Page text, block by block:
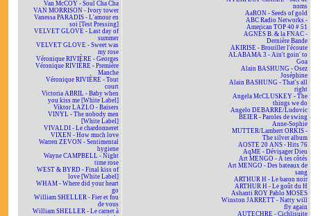
Van McCOY - Soul Cha Cha
VAN MORRISON - Ivory tower
Vanessa PARADIS - L'amour en
soi [Test Pressing]
VELVET GLOVE - Last day of
summer
VELVET GLOVE - Sweet was
my rose
Véronique RIVIÈRE - Georges
Véronique RIVIÈRE - Première
Manche
Véronique RIVIÈRE - Tout
court
Victoria ABRIL - Baby when
you kiss me [White Label]
Viktor LAZLO - Baisers
VINYL - The nobody men
[White Label]
VIVALDI - Le chardonneret
VIXEN - How much love
Warren ZEVON - Sentimental
hygiene
Wayne CAMPBELL - Night
time rose
WEST & BYRD - Final kiss of
love [White Label]
WHAM - Where did your heart
go
William SHELLER - Fier et fou
de vous
William SHELLER - Le carnet à
noms
AaRON - Seeds of gold
ABC Radio Networks -
American TOP 40 # 51
AGNÈS B. & la FNAC -
Dernière Bande
AKIRISE - Brouiller l'écoute
ALABAMA 3 - Ain't goin' to
Goa
Alain BASHUNG - Osez
Joséphine
Alain BASHUNG - That's all
right
Angela McCLUSKEY - The
things we do
Angelo DEBARRE/Ludovic
BEIER - Paroles de swing
Anne-Sophie
MUTTER/Lambert ORKIS -
The silver album
AOSTE 20 ANS - Hits 76
AqME - Dévisager Dieu
Art MENGO - À tes côtés
Art MENGO - Des bateaux de
sang
ARTHUR H - Le baron noir
ARTHUR H - Le goût du H
Ashanti ROY Pablo MOSES
Winston JARRETT - Natty will
fly again
AUTECHRE - Cichlisuite